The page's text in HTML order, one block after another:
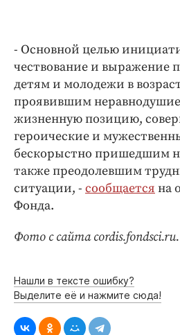
- Основной целью
чествование и выражение
детям и молодежи в
проявившим
жизненную позицию,
героические и
бескорыстно пришедшим
также преодолевшим
ситуации, - сообщается на
Фонда.
Фото с сайта cordis.fondsci.ru.
Нашли в тексте ошибку?
Выделите её и нажмите сюда!